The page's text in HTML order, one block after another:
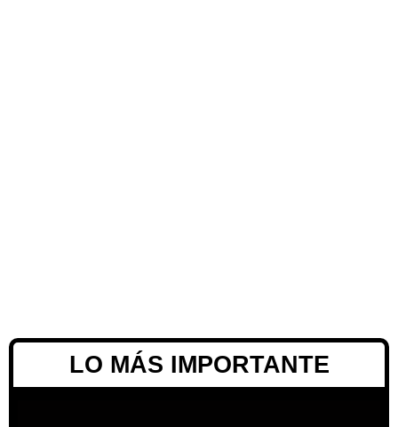
LO MÁS IMPORTANTE